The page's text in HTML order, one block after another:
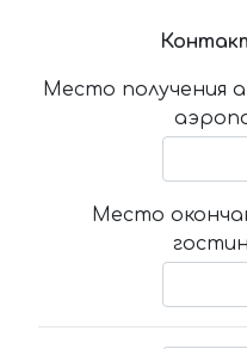
Место получения
Место